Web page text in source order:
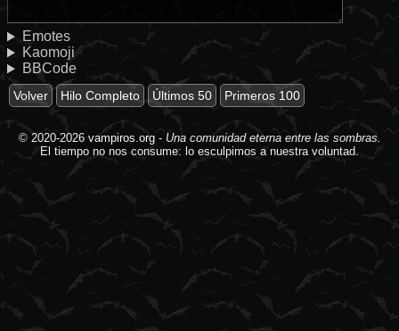
Emotes
Kaomoji
BBCode
Volver Hilo Completo Últimos 50 Primeros 100
© 2020-2026 vampiros.org- Una comunidad eterna entre las sombras.
El tiempo no nos consume: lo esculpimos a nuestra voluntad.